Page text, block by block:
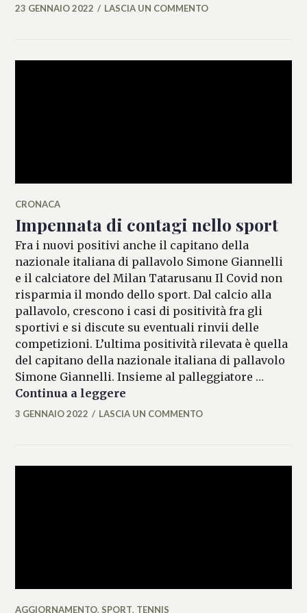
MARIANNA
23 GENNAIO 2022 LASCIA UN COMMENTO
CRONACA
Impennata di contagi nello sport
Fra i nuovi positivi anche il capitano della
nazionale italiana di pallavolo Simone Giannelli
e il calciatore del Milan Tatarusanu Il Covid non
risparmia il mondo dello sport. Dal calcio alla
pallavolo, crescono i casi di positività fra gli
sportivi e si discute su eventuali rinvii delle
competizioni. L’ultima positività rilevata è quella
del capitano della nazionale italiana di pallavolo
Simone Giannelli. Insieme al palleggiatore …
Continua a leggere
MARIANNA
3 GENNAIO 2022 LASCIA UN COMMENTO
AGGIORNAMENTO, SPORT, TENNIS